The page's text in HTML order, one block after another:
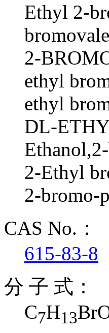
Ethyl 2-
2-
ethyl
ethyl
DL-
2-Ethyl
2-bromo-
CAS No.：
615-83-8
分 子 式：
C7H13